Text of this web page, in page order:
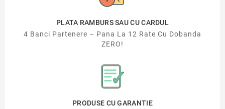
PLATA RAMBURS SAU CU CARDUL
4 Banci Partenere – Pana La 12 Rate Cu Dobanda
ZERO!
PRODUSE CU GARANTIE